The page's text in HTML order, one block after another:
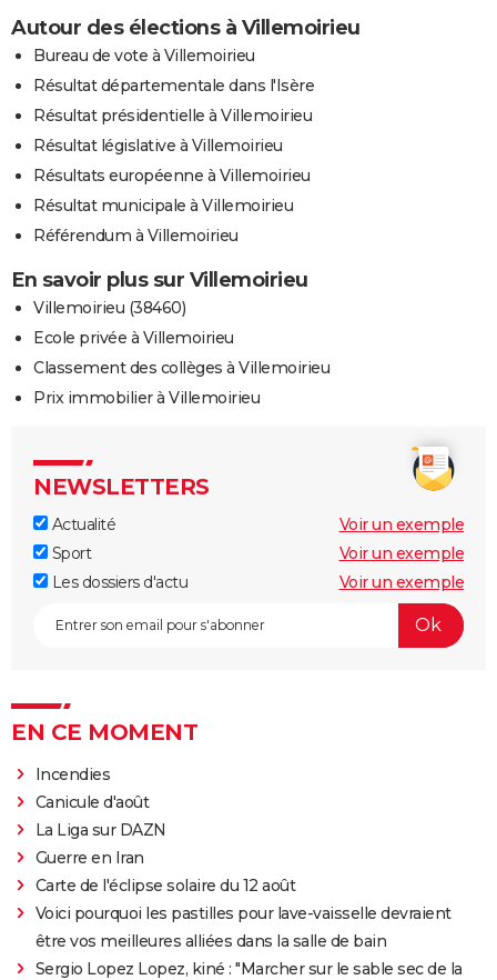
Autour des élections à Villemoirieu
Bureau de vote à Villemoirieu
Résultat départementale dans l'Isère
Résultat présidentielle à Villemoirieu
Résultat législative à Villemoirieu
Résultats européenne à Villemoirieu
Résultat municipale à Villemoirieu
Référendum à Villemoirieu
En savoir plus sur Villemoirieu
Villemoirieu (38460)
Ecole privée à Villemoirieu
Classement des collèges à Villemoirieu
Prix immobilier à Villemoirieu
NEWSLETTERS
Actualité
Voir un exemple
Sport
Voir un exemple
Les dossiers d'actu
Voir un exemple
EN CE MOMENT
Incendies
Canicule d'août
La Liga sur DAZN
Guerre en Iran
Carte de l'éclipse solaire du 12 août
Voici pourquoi les pastilles pour lave-vaisselle devraient
être vos meilleures alliées dans la salle de bain
Sergio Lopez Lopez, kiné : "Marcher sur le sable sec de la